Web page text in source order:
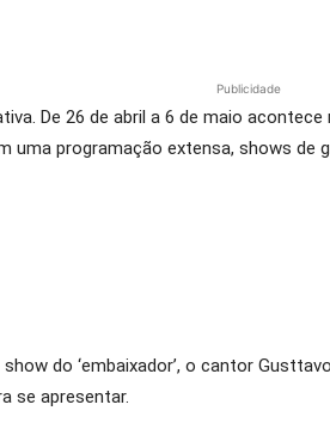
Publicidade
De 26 de abril a 6 de maio
uma programação extensa, shows
do ‘embaixador’, o cantor
se apresentar.